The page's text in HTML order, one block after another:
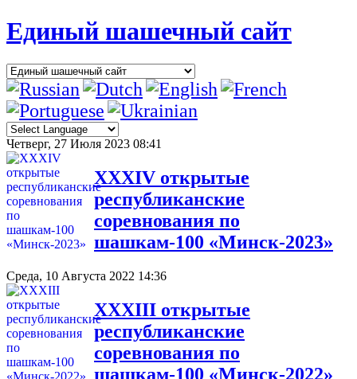
Единый шашечный сайт
Четверг, 27 Июля 2023 08:41
XXXIV открытые
республиканские
соревнования по
шашкам-100 «Минск-2023»
Среда, 10 Августа 2022 14:36
XXXIII открытые
республиканские
соревнования по
шашкам-100 «Минск-2022»